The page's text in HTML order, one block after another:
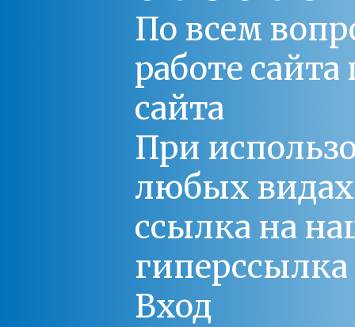
По всем
работе
сайта
При
любых
ссылка на
Вход